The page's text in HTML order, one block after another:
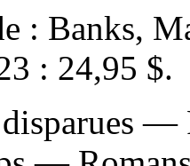
: Banks,
: 24,95 $.
disparues